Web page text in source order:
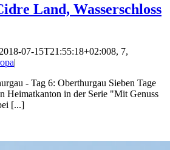
Land, Wasserschloss
2018-07-15T21:55:18+02:008, 7,
|
- Tag 6: Oberthurgau Sieben Tage
Heimatkanton in der Serie "Mit Genuss
[...]